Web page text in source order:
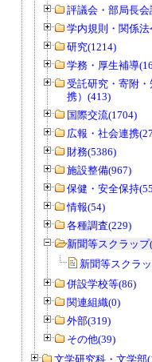
評議会・部局長
学内規則・関係法
研究(1214)
学務・厚生補導
受託研究・寄附・
携）(413)
国際交流(1704)
広報・社会連携
財務(5386)
施設整備(967)
保健・安全保持
情報(54)
各種調査(229)
新聞等スクラップ
新聞等スクラ
併設学校等(86)
関連組織(0)
外部(319)
その他(39)
文学研究科・文学部